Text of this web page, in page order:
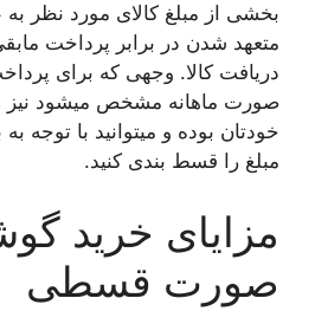
بخشی از مبلغ کالای مورد نظر
متعهد شدن در برابر پرداخت
دریافت کالا. وجهی که برای
صورت ماهانه مشخص میشود نیز
خودتان بوده و میتوانید با توجه
مبلغ را قسط بندی کنید.
مزایای خرید
صورت قسطی